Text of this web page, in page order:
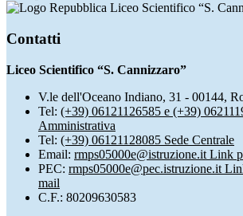
Liceo Scientifico “S.
Contatti
Liceo Scientifico “S. Cannizzaro”
V.le dell'Oceano Indiano, 31 - 00144,
Tel: (+39) 06121126585 e (+39)
Amministrativa
Tel: (+39) 06121128085 Sede Centrale
Email: rmps05000e@istruzione.it Link
PEC: rmps05000e@pec.istruzione.it
mail
C.F.: 80209630583